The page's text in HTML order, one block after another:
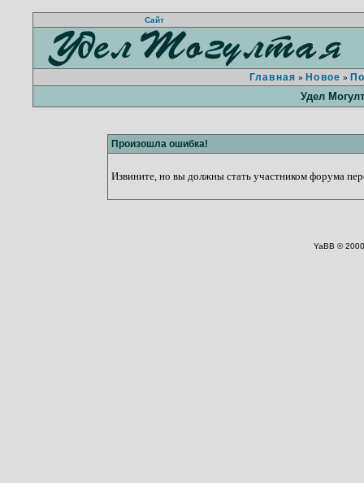
Сайт
Главная » Новое »
Удел
Произошла ошибка!
Извините, но вы должны стать участником форума
YaBB ©